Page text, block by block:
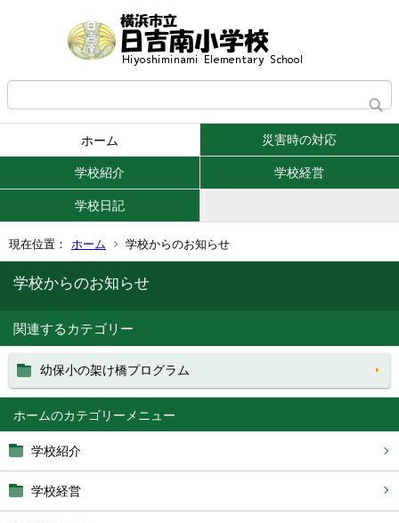
ホーム 災害時の対応
学校紹介 学校経営
学校日記
現在位置： ホーム 学校からのお知らせ
ホーム
学校紹介
学校経営
学校からのお知らせ
関連するカテゴリー
幼保小の架け橋プログラム